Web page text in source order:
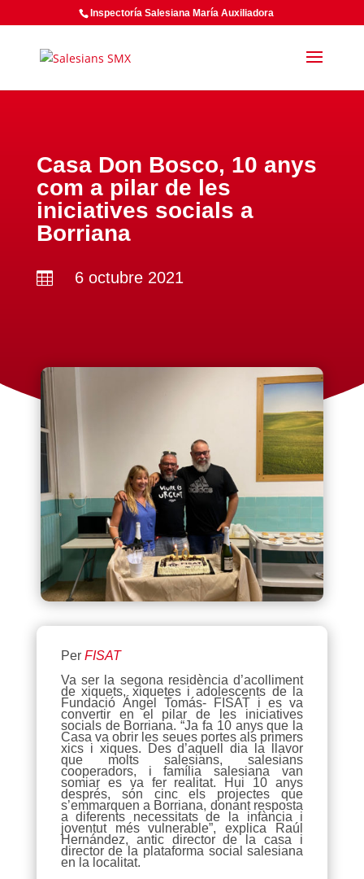
Inspectoría Salesiana María Auxiliadora
Casa Don Bosco, 10 anys
com a pilar de les
iniciatives socials a
Borriana
 6 octubre 2021
Per FISAT
Va ser la segona residència d’acolliment
de xiquets, xiquetes i adolescents de la
Fundació Ángel Tomás- FISAT i es va
convertir en el pilar de les iniciatives
socials de Borriana. “Ja fa 10 anys que la
Casa va obrir les seues portes als primers
xics i xiques. Des d’aquell dia la llavor
que molts salesians, salesians
cooperadors, i família salesiana van
somiar es va fer realitat. Hui 10 anys
després, són cinc els projectes que
s’emmarquen a Borriana, donant resposta
a diferents necessitats de la infància i
joventut més vulnerable”, explica Raúl
Hernández, antic director de la casa i
director de la plataforma social salesiana
en la localitat.